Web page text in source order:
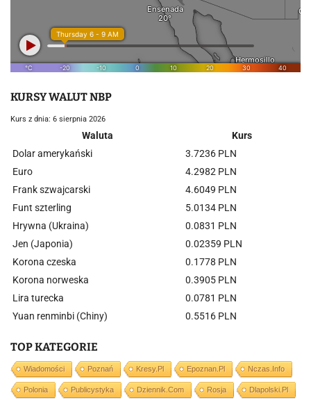
KURSY WALUT NBP
Kurs z dnia: 6 sierpnia 2026
Waluta
Kurs
Dolar amerykański
3.7236 PLN
Euro
4.2982 PLN
Frank szwajcarski
4.6049 PLN
Funt szterling
5.0134 PLN
Hrywna (Ukraina)
0.0831 PLN
Jen (Japonia)
0.02359 PLN
Korona czeska
0.1778 PLN
Korona norweska
0.3905 PLN
Lira turecka
0.0781 PLN
Yuan renminbi (Chiny)
0.5516 PLN
TOP KATEGORIE
Wiadomości Poznań Kresy.pl Epoznan.pl Nczas.info
Polonia Publicystyka Dziennik.com Rosja Dlapolski.pl